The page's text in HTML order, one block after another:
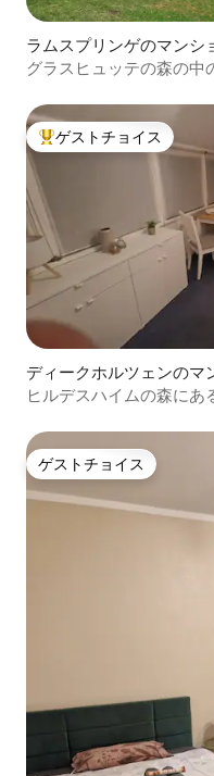
ラムスプリンゲのマンシ
グラスヒュッテの森の中
大好評のゲストチョイス
ゲストチョイス
ディークホルツェンのマ
ヒルデスハイムの森にあ
ゲストチョイス
ゲストチョイス